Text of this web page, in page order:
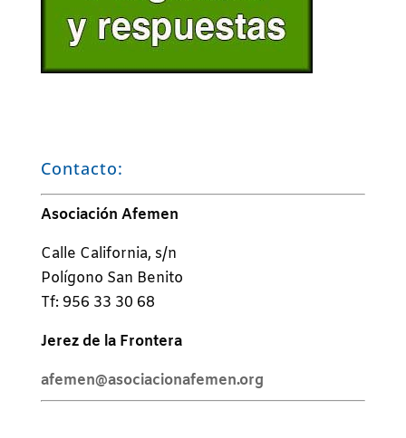
Contacto:
Asociación Afemen
Calle California, s/n
Polígono San Benito
Tf: 956 33 30 68
Jerez de la Frontera
afemen@asociacionafemen.org